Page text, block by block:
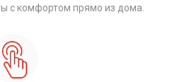
с комфортом прямо из дома.